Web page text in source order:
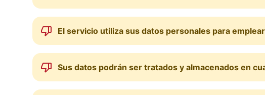
El servicio utiliza sus datos personales para
Sus datos podrán ser tratados y almacenados en